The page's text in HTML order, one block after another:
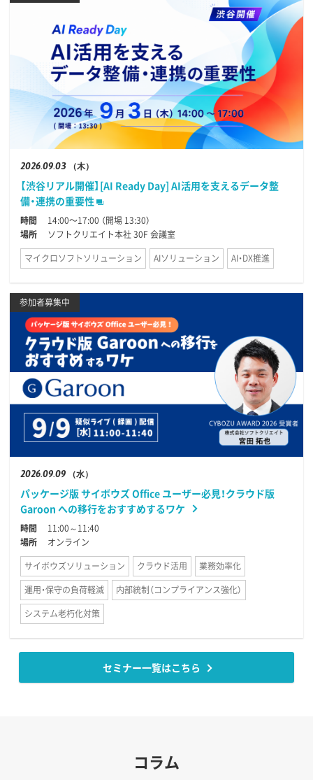
202609.03 （木）
【渋谷リアル開催】[AI Ready Day] AI活用を支えるデータ整
備・連携の重要性
時間
14:00〜17:00 （開場 13:30）
場所
ソフトクリエイト本社 30F 会議室
マイクロソフトソリューション
AIソリューション AI・DX推進
参加者募集中
202609.09 （水）
パッケージ版 サイボウズ Office ユーザー必見！クラウド版
Garoon への移行をおすすめするワケ
時間
11:00～11:40
場所
オンライン
サイボウズソリューション
クラウド活用
業務効率化
運用・保守の負荷軽減
内部統制（コンプライアンス強化）
システム老朽化対策
セミナー一覧はこちら
コラム